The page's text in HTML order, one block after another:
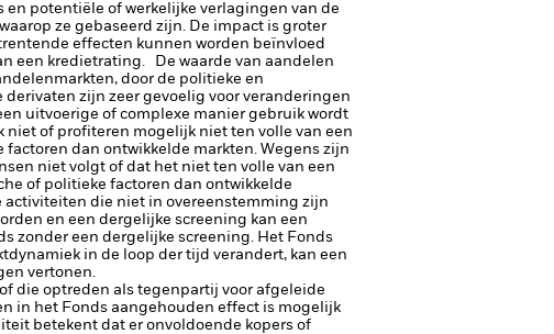
potentiële of werkelijke verlagingen van de
ze gebaseerd zijn. De impact is groter
effecten kunnen worden beïnvloed
een kredietrating. De waarde van aandelen
door de politieke en
zijn zeer gevoelig voor veranderingen
uitvoerige of complexe manier gebruik wordt
of profiteren mogelijk niet ten volle van een
factoren dan ontwikkelde markten. Wegens zijn
niet volgt of dat het niet ten volle van een
of politieke factoren dan ontwikkelde
die niet in overeenstemming zijn
en een dergelijke screening kan een
zonder een dergelijke screening. Het Fonds
in de loop der tijd verandert, kan een
vertonen.
die optreden als tegenpartij voor afgeleide
in het Fonds aangehouden effect is mogelijk
betekent dat er onvoldoende kopers of